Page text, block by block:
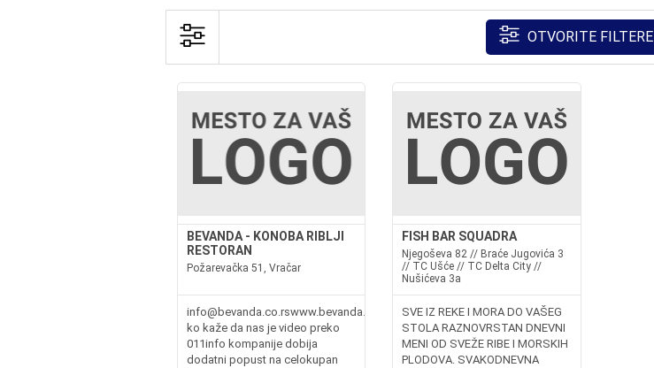
OTVORITE FILTERE
BEVANDA - KONOBA RIBLJI
RESTORAN
Požarevačka 51, Vračar
info@bevanda.co.rswww.bevanda.co.rsSvako
ko kaže da nas je video preko
011info kompanije dobija
dodatni popust na celokupan
FISH BAR SQUADRA
Njegoševa 82 // Braće Jugovića 3
// TC Ušće // TC Delta City //
Nušićeva 3a
SVE IZ REKE I MORA DO VAŠEG
STOLA RAZNOVRSTAN DNEVNI
MENI OD SVEŽE RIBE I MORSKIH
PLODOVA. SVAKODNEVNA